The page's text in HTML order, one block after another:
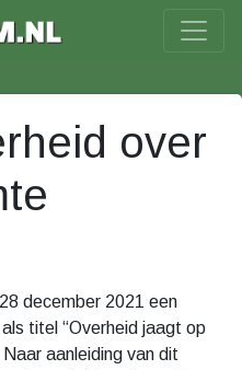
over
december 2021 een
titel “Overheid jaagt op
aanleiding van dit